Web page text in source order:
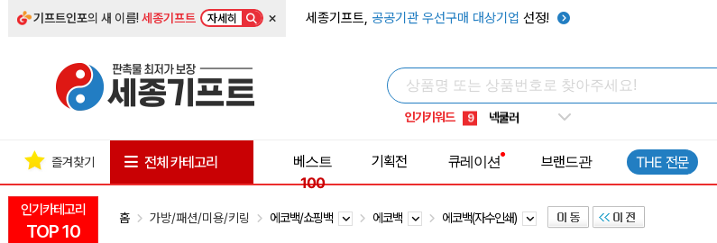
기프트인포의 새 이름!세종기프트 자세히 × 세종기프트, 공공기관 우선구매 대상기업 선정!
인기키워드
5 키캡
8 쿨토시
9 넥쿨러
1 선풍기
인기카테고리
TOP 10
즐겨찾기 전체 카테고리
베스트
100
기획전 큐레이션 브랜드관 THE 전문
홈 가방/패션/미용/키링 에코백/쇼핑백 에코백 에코백(자수인쇄)